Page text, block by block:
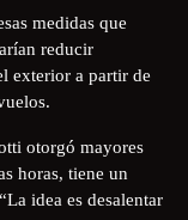
medidas que
reducir
exterior a partir de
otorgó mayores
horas, tiene un
idea es desalentar